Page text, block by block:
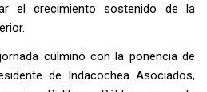
el crecimiento sostenido de la
culminó con la ponencia de
de Indacochea Asociados,